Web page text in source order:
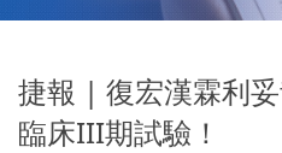
捷報 | 復宏漢霖利
臨床III期試驗！